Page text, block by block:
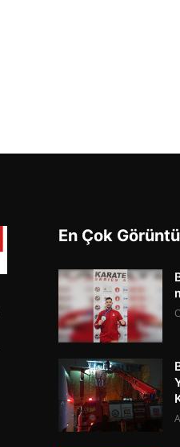
En Çok